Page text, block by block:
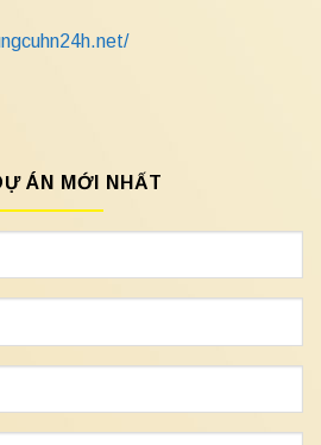
ÁN MỚI NHẤT